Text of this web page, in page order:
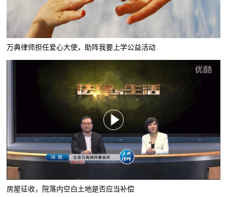
万典律师担任爱心大使，助阵我要上学公益活动
房屋征收，院落内空白土地是否应当补偿